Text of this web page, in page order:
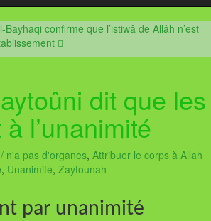
Bayhaqi confirme que l’istiwâ de Allâh n’est
dit que les
l’unanimité
n'a pas d'organes, Attribuer le corps à Allah
, Unanimité, Zaytounah
par unanimité